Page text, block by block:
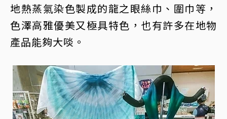
地熱蒸氣染色製成的龍之眼絲巾、圍巾等，
色澤高雅優美又極具特色，也有許多在地物
產品能夠大啖。